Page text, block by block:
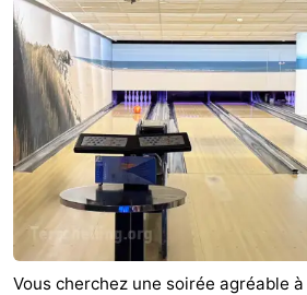
Elements
-
Kaap
West
-
Résidence
Terschelling
Strandappartementen
West
Terschelling
-
Tjermelân
Campings
Chambre
Vous cherchez une soirée agréable à